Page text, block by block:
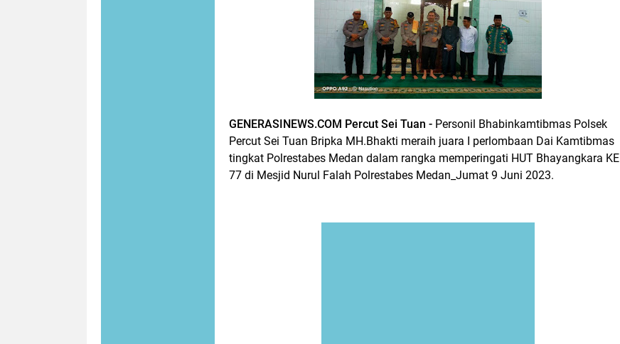
GENERASINEWS.COM Percut Sei Tuan - Personil Bhabinkamtibmas Polsek
Percut Sei Tuan Bripka MH.Bhakti meraih juara I perlombaan Dai Kamtibmas
tingkat Polrestabes Medan dalam rangka memperingati HUT Bhayangkara KE
77 di Mesjid Nurul Falah Polrestabes Medan_Jumat 9 Juni 2023.